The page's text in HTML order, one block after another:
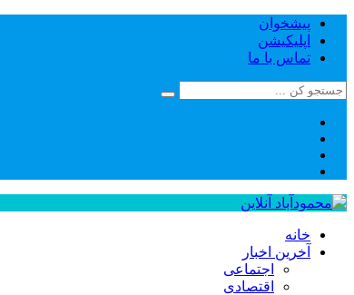
پیشخوان
اپلیکیشن
تماس با ما
خانه
آخرین اخبار
اجتماعی
اقتصادی